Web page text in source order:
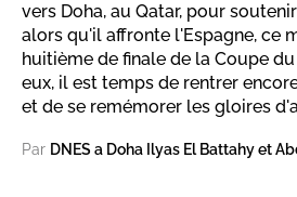
vers Doha, au Qatar, pour
alors qu'il affronte l'Espagne, ce
huitième de finale de la Coupe
eux, il est temps de rentrer
et de se remémorer les gloires
Par DNES a Doha Ilyas El Battahy et